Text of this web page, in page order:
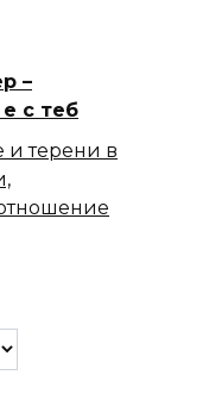
–
с теб
и терени в